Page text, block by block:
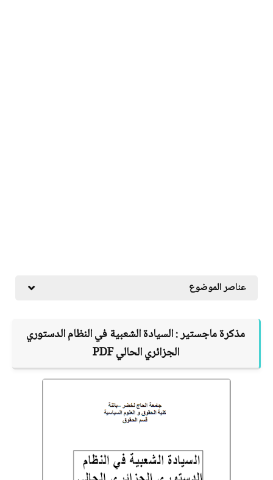
عناصر الموضوع
مذكرة ماجستير :السيادة الشعبية في النظام الدستوري
الجزائري الحاليPDF